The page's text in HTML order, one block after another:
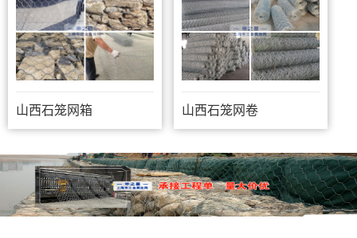
山西石笼网箱 山西石笼网卷